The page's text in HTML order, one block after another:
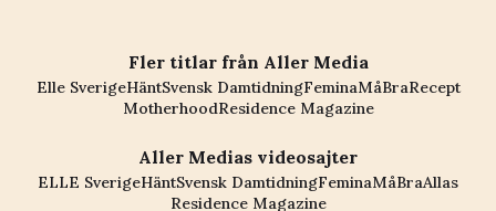
Fler titlar från Aller Media
Elle SverigeHäntSvensk DamtidningFeminaMåBraRecept
MotherhoodResidence Magazine
Aller Medias videosajter
ELLE SverigeHäntSvensk DamtidningFeminaMåBraAllas
Residence Magazine